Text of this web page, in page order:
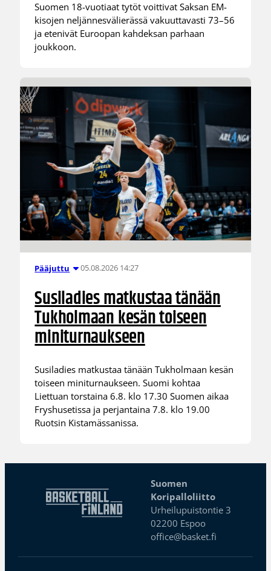
Suomen 18-vuotiaat tytöt voittivat Saksan EM-
kisojen neljännesvälierässä vakuuttavasti 73–56
ja etenivät Euroopan kahdeksan parhaan
joukkoon.
Pääjuttu 05.08.2026 14:27
Susiladies matkustaa tänään
Tukholmaan kesän toiseen
miniturnaukseen
Susiladies matkustaa tänään Tukholmaan kesän
toiseen miniturnaukseen. Suomi kohtaa
Liettuan torstaina 6.8. klo 17.30 Suomen aikaa
Fryshusetissa ja perjantaina 7.8. klo 19.00
Ruotsin Kistamässanissa.
Suomen
Koripalloliitto
Urheilupuistontie 3
02200 Espoo
office@basket.fi